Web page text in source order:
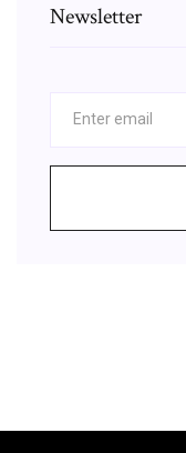
Newsletter